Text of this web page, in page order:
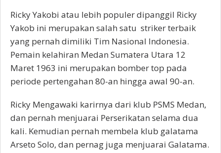
Ricky Yakobi atau lebih populer dipanggil Ricky
Yakob ini merupakan salah satu striker terbaik
yang pernah dimiliki Tim Nasional Indonesia.
Pemain kelahiran Medan Sumatera Utara 12
Maret 1963 ini merupakan bomber top pada
periode pertengahan 80-an hingga awal 90-an.
Ricky Mengawaki karirnya dari klub PSMS Medan,
dan pernah menjuarai Perserikatan selama dua
kali. Kemudian pernah membela klub galatama
Arseto Solo, dan pernag juga menjuarai Galatama.